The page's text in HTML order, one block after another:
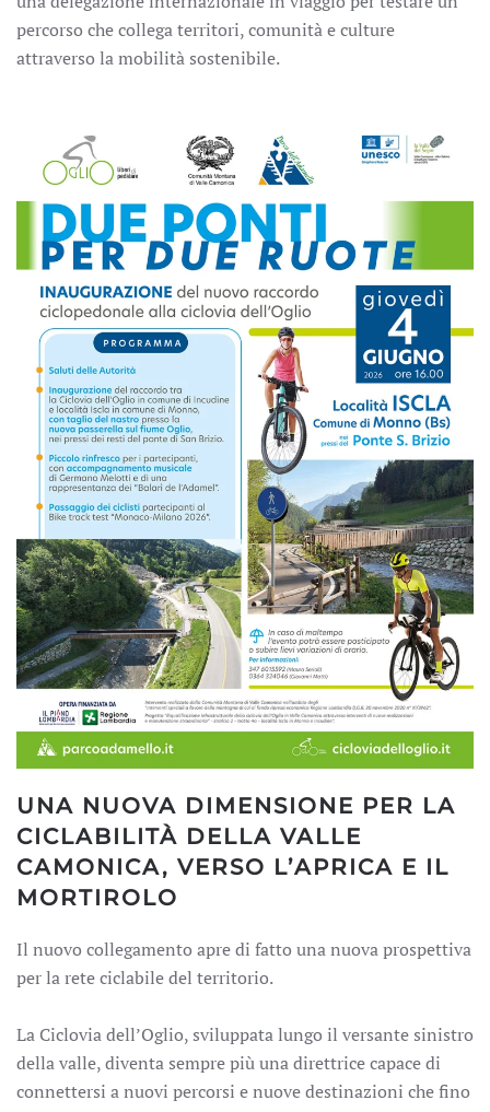
percorso che collega territori, comunità e culture
attraverso la mobilità sostenibile.
UNA NUOVA DIMENSIONE PER LA
CICLABILITÀ DELLA VALLE
CAMONICA, VERSO L’APRICA E IL
MORTIROLO
Il nuovo collegamento apre di fatto una nuova prospettiva
per la rete ciclabile del territorio.
La Ciclovia dell’Oglio, sviluppata lungo il versante sinistro
della valle, diventa sempre più una direttrice capace di
connettersi a nuovi percorsi e nuove destinazioni che fino